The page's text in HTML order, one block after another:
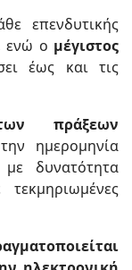
επενδυτικής
ο μέγιστος
έως και τις
πράξεων
ημερομηνία
δυνατότητα